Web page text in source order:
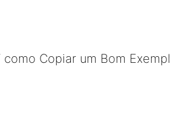
Copiar um Bom